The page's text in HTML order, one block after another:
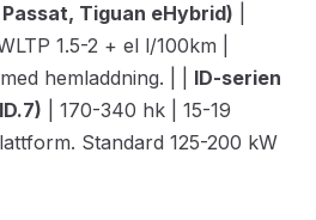
Tiguan eHybrid)
1.5-2 + el l/100km |
hemladdning. | | ID-serien
| 170-340 hk | 15-19
Standard 125-200 kW